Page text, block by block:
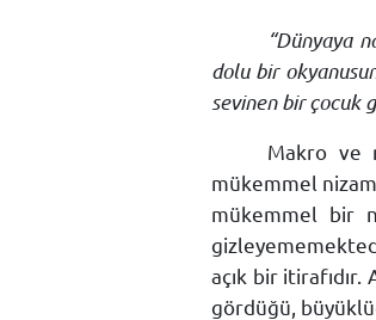
“Dünyaya
dolu bir
sevinen bir çocuk
Makro ve
mükemmel
mükemmel bir
açık bir
gördüğü,